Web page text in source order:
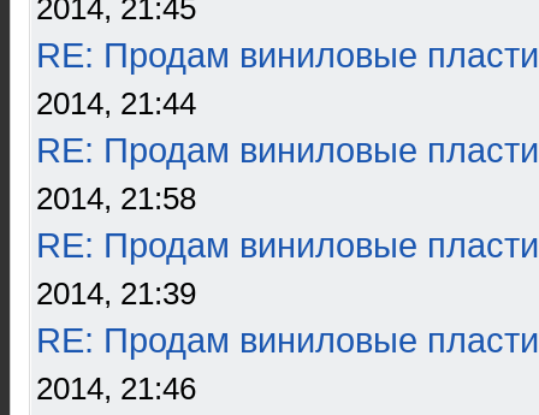
2014, 21:45
RE: Продам виниловые
2014, 21:44
RE: Продам виниловые
2014, 21:58
RE: Продам виниловые
2014, 21:39
RE: Продам виниловые
2014, 21:46